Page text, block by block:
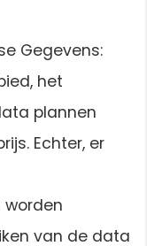
Gegevens:
het
plannen
Echter, er
van de data